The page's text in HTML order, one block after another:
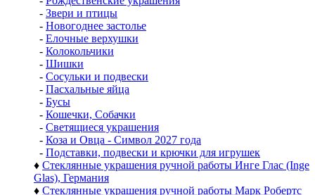
- Звери и птицы
- Новогоднее застолье
- Елочные верхушки
- Колокольчики
- Шишки
- Сосульки и подвески
- Пасхальные яйца
- Бусы
- Кошечки, Собачки
- Светящиеся украшения
- Коза и Овца - Символ 2027 года
- Подставки, подвески и крючки для игрушек
♦ Стеклянные украшения ручной работы Инге Глас (Inge
Glas), Германия
♦ Стеклянные украшения ручной работы Марк Робертс